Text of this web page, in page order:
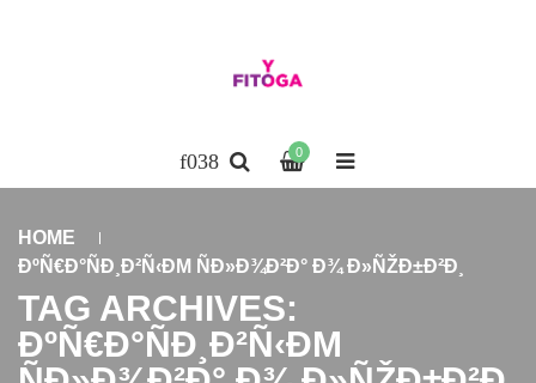
0
HOME
ÐºÑ€Ð°ÑÐ¸Ð²Ñ‹ÐΜ ÑÐ»Ð¾Ð²Ð° Ð¾ Ð»ÑŽÐ±Ð²Ð¸
TAG ARCHIVES:
ÐºÑ€Ð°ÑÐ¸Ð²Ñ‹ÐΜ